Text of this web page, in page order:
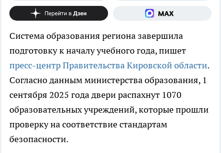
Система образования региона завершила
подготовку к началу учебного года, пишет
пресс-центр Правительства Кировской области.
Согласно данным министерства образования, 1
сентября 2025 года двери распахнут 1070
образовательных учреждений, которые прошли
проверку на соответствие стандартам
безопасности.